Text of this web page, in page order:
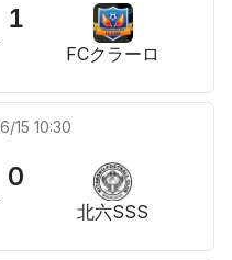
FCクラーロ
6/15 10:30
北六SSS